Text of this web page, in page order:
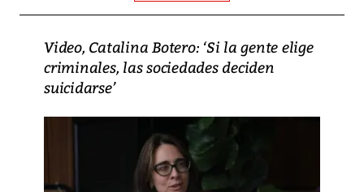
Video, Catalina Botero: ‘Si la gente elige
criminales, las sociedades deciden
suicidarse’